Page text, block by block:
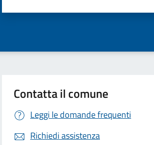
Contatta il comune
Leggi le domande frequenti
Richiedi assistenza